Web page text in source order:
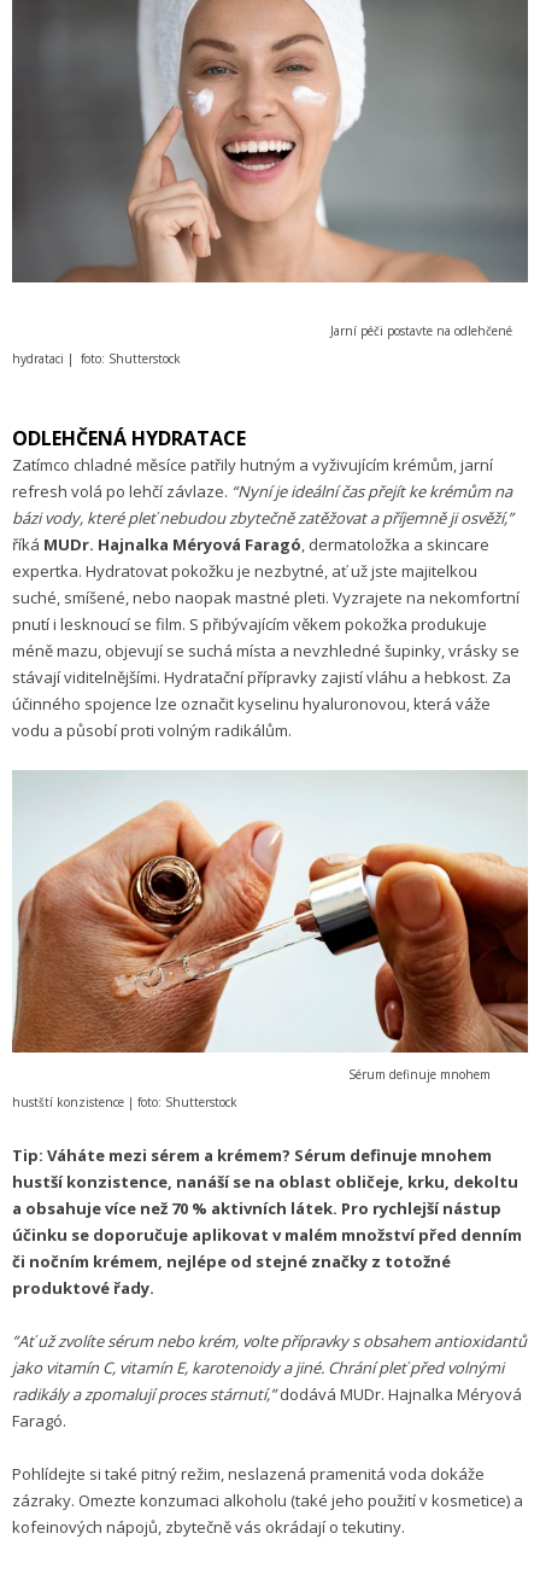
Jarní péči postavte na odlehčené
hydrataci | foto: Shutterstock
ODLEHČENÁ HYDRATACE
Zatímco chladné měsíce patřily hutným a vyživujícím krémům, jarní
refresh volá po lehčí závlaze. “Nyní je ideální čas přejít ke krémům na
bázi vody, které pleť nebudou zbytečně zatěžovat a příjemně ji osvěží,”
říká MUDr. Hajnalka Méryová Faragó, dermatoložka a skincare
expertka. Hydratovat pokožku je nezbytné, ať už jste majitelkou
suché, smíšené, nebo naopak mastné pleti. Vyzrajete na nekomfortní
pnutí i lesknoucí se film. S přibývajícím věkem pokožka produkuje
méně mazu, objevují se suchá místa a nevzhledné šupinky, vrásky se
stávají viditelnějšími. Hydratační přípravky zajistí vláhu a hebkost. Za
účinného spojence lze označit kyselinu hyaluronovou, která váže
vodu a působí proti volným radikálům.
Sérum definuje mnohem
hustští konzistence | foto: Shutterstock
Tip: Váháte mezi sérem a krémem? Sérum definuje mnohem
hustší konzistence, nanáší se na oblast obličeje, krku, dekoltu
a obsahuje více než 70 % aktivních látek. Pro rychlejší nástup
účinku se doporučuje aplikovat v malém množství před denním
či nočním krémem, nejlépe od stejné značky z totožné
produktové řady.
”Ať už zvolíte sérum nebo krém, volte přípravky s obsahem antioxidantů
jako vitamín C, vitamín E, karotenoidy a jiné. Chrání pleť před volnými
radikály a zpomalují proces stárnutí,”dodává MUDr. Hajnalka Méryová
Faragó.
Pohlídejte si také pitný režim, neslazená pramenitá voda dokáže
zázraky. Omezte konzumaci alkoholu (také jeho použití v kosmetice) a
kofeinových nápojů, zbytečně vás okrádají o tekutiny.